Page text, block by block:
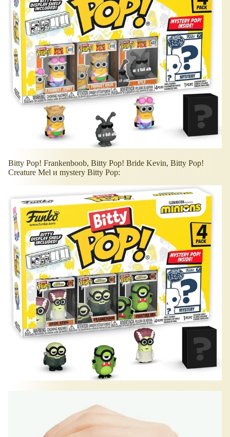
Bitty Pop! Frankenboob, Bitty Pop! Bride Kevin, Bitty Pop!
Creature Mel и mystery Bitty Pop: